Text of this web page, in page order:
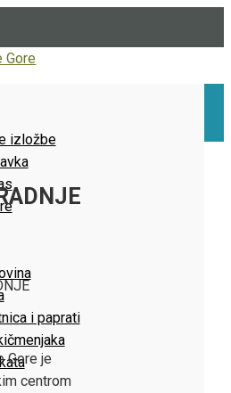
izložbe
i paprati
Gore je
centrom